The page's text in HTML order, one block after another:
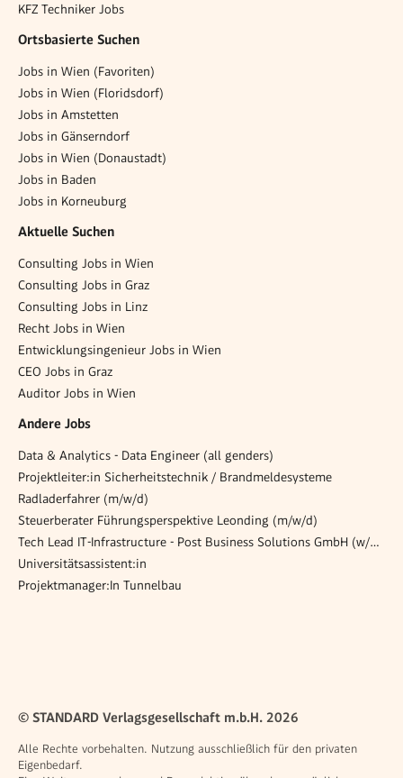
KFZ Techniker Jobs
Ortsbasierte Suchen
Jobs in Wien (Favoriten)
Jobs in Wien (Floridsdorf)
Jobs in Amstetten
Jobs in Gänserndorf
Jobs in Wien (Donaustadt)
Jobs in Baden
Jobs in Korneuburg
Aktuelle Suchen
Consulting Jobs in Wien
Consulting Jobs in Graz
Consulting Jobs in Linz
Recht Jobs in Wien
Entwicklungsingenieur Jobs in Wien
CEO Jobs in Graz
Auditor Jobs in Wien
Andere Jobs
Data & Analytics - Data Engineer (all genders)
Projektleiter:in Sicherheitstechnik / Brandmeldesysteme
Radladerfahrer (m/w/d)
Steuerberater Führungsperspektive Leonding (m/w/d)
Tech Lead IT-Infrastructure - Post Business Solutions GmbH (w/m/d)
Universitätsassistent:in
Projektmanager:In Tunnelbau
© STANDARD Verlagsgesellschaft m.b.H. 2026
Alle Rechte vorbehalten. Nutzung ausschließlich für den privaten
Eigenbedarf.